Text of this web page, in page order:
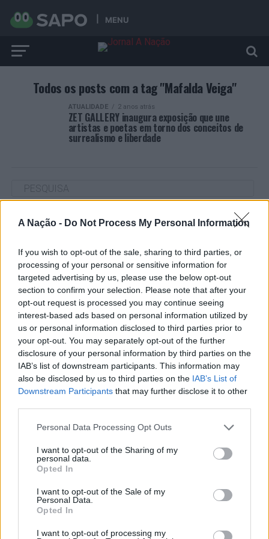
A Nação - Do Not Process My Personal Information
If you wish to opt-out of the sale, sharing to third parties, or
processing of your personal or sensitive information for
targeted advertising by us, please use the below opt-out
section to confirm your selection. Please note that after your
opt-out request is processed you may continue seeing
interest-based ads based on personal information utilized by
us or personal information disclosed to third parties prior to
your opt-out. You may separately opt-out of the further
disclosure of your personal information by third parties on the
IAB’s list of downstream participants. This information may
also be disclosed by us to third parties on the IAB’s List of
Downstream Participants that may further disclose it to other
Personal Data Processing Opt Outs
I want to opt-out of the Sharing of my
personal data.
Opted In
I want to opt-out of the Sale of my
Personal Data.
Opted In
I want to opt-out of processing my
MENU
Todos os posts com a tag "Mafalda Veiga"
ATUALIDADE 2 anos atrás
ZET GALLERY inaugura exposição que une
artistas e poetas em torno dos conceitos de
surrealismo e liberdade
ARTIGOS RECENTES
de “provocar” mudanças genéticas, diz neurocientista
“Millennium Estoril Open 2026” regressou ao circuito ATP
com vitória do francês Luca Van Assche
Castelo Branco: “Bienal Internacional de Artes e Ofícios”
promete afirmar artesanato, património e inovação como
“motores de desenvolvimento económico e cultural” do
município português
Covilhã: Especialista aponta investimento estrangeiro e
valorização imobiliária como motores do crescimento da
Rio de Janeiro: Governo do Estado propõe parceria com a
FUNCEX para “reforçar inteligência sobre comércio
exterior”